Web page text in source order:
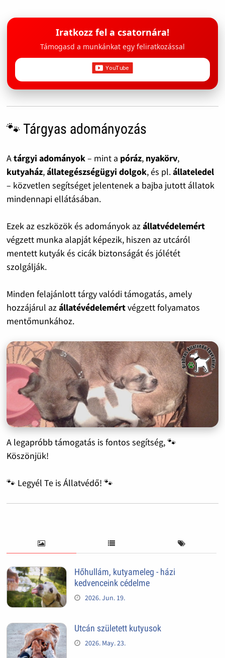
Iratkozz fel a csatornára!
Támogasd a munkánkat egy feliratkozással
🐾 Tárgyas adományozás
Atárgyi adományok– mint a póráz, nyakörv,
kutyaház,állategészségügyi dolgok, és pl.állateledel
– közvetlen segítséget jelentenek a bajba jutott állatok
mindennapi ellátásában.
Ezek az eszközök és adományok azállatvédelemért
végzett munka alapját képezik, hiszen az utcáról
mentett kutyák és cicák biztonságát és jólétét
szolgálják.
Minden felajánlott tárgy valódi támogatás, amely
hozzájárul azállatévédelemértvégzett folyamatos
mentőmunkához.
A legapróbb támogatás is fontos segítség, 🐾
Köszönjük!
🐾 Legyél Te is Állatvédő! 🐾
Hőhullám, kutyameleg - házi
kedvenceink cédelme
2026. Jun. 19.
Utcán született kutyusok
2026. May. 23.